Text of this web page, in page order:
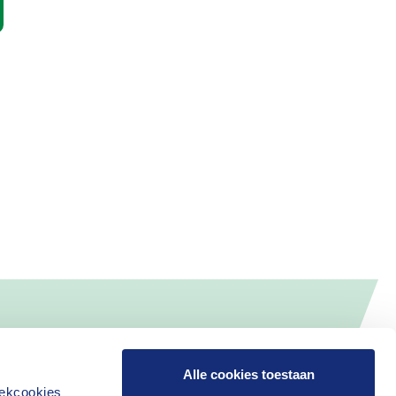
Alle cookies toestaan